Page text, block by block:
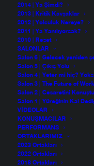
2014 | Ya Şimdi?
2013 | Kritik Kavşaklar
2012 | Yolculuk Nereye?
2011 | Ya Yanılıyorsak?
2010 | Reset
SALONLAR
Salon 6 | Gelecek yeniden
Salon 5 | Çıkış Yolu
Salon 4 | Yeter mi hiç?
Salon 3 | The Future of Work
Salon 2 | Cesaretini
Salon 1 | Yüreğinin Kal
VIDEOLAR
KONUŞMACILAR
PERFORMANS
ORTAKLARIMIZ
2023 Ortakları
2022 Ortakları
2018 Ortakları